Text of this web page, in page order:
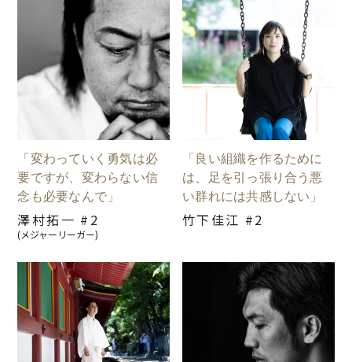
「変わっていく勇気は必
要ですが、変わらない信
念も必要なんで」
澤村拓一 #2
(メジャーリーガー)
「良い組織を作るために
は、足を引っ張り合う悪
い群れには共感しない」
竹下佳江 #2